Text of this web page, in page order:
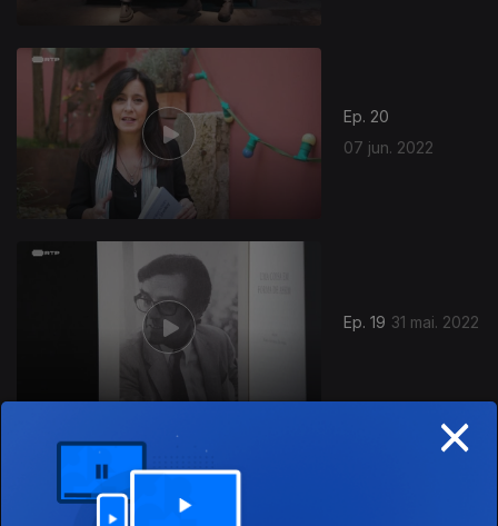
Ep. 20
07 jun. 2022
Ep. 19 31 mai. 2022
×